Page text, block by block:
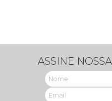
ASSINE